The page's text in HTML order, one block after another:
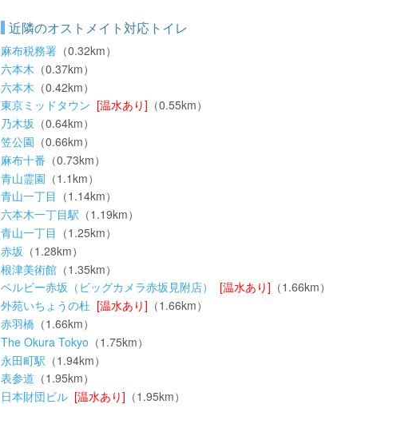
近隣のオストメイト対応トイレ
麻布税務署（0.32km）
六本木 （0.37km）
六本木 （0.42km）
東京ミッドタウン [温水あり] （0.55km）
乃木坂 （0.64km）
笠公園 （0.66km）
麻布十番 （0.73km）
青山霊園 （1.1km）
青山一丁目 （1.14km）
六本木一丁目駅 （1.19km）
青山一丁目 （1.25km）
赤坂 （1.28km）
根津美術館（1.35km）
ベルビー赤坂（ビッグカメラ赤坂見附店）
[温水あり] （1.66km）
外苑いちょうの杜 [温水あり] （1.66km）
赤羽橋 （1.66km）
The Okura Tokyo （1.75km）
永田町駅 （1.94km）
表参道 （1.95km）
日本財団ビル [温水あり] （1.95km）